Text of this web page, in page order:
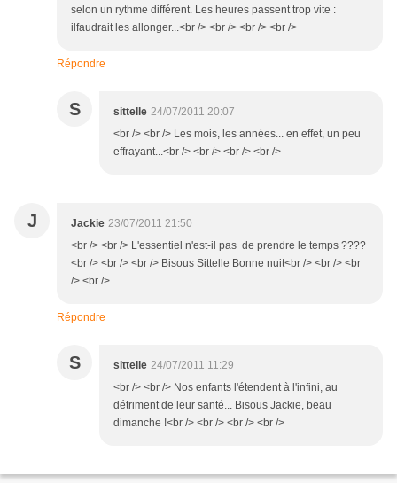
selon un rythme différent. Les heures passent trop vite :
ilfaudrait les allonger...<br /> <br /> <br /> <br />
Répondre
S sittelle 24/07/2011 20:07
<br /> <br /> Les mois, les années... en effet, un peu
effrayant...<br /> <br /> <br /> <br />
J Jackie 23/07/2011 21:50
<br /> <br /> L'essentiel n'est-il pas de prendre le temps ????
<br /> <br /> <br /> Bisous Sittelle Bonne nuit<br /> <br /> <br
/> <br />
Répondre
S sittelle 24/07/2011 11:29
<br /> <br /> Nos enfants l'étendent à l'infini, au
détriment de leur santé... Bisous Jackie, beau
dimanche !<br /> <br /> <br /> <br />